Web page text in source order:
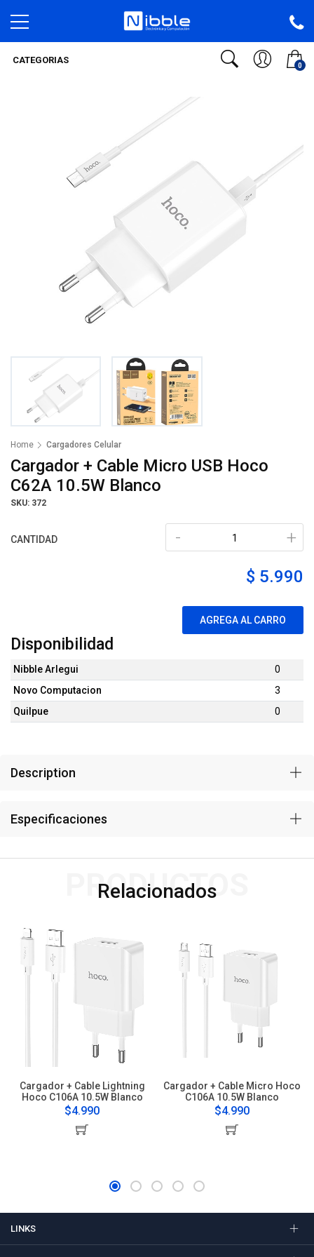
0
CATEGORIAS
Home Cargadores Celular
Cargador + Cable Micro USB Hoco
C62A 10.5W Blanco
SKU: 372
CANTIDAD +
-
$ 5.990
AGREGA AL CARRO
Disponibilidad
Nibble Arlegui
0
Novo Computacion
3
Quilpue
0
Description
Especificaciones
Relacionados
PRODUCTOS
Cargador + Cable Lightning
Hoco C106A 10.5W Blanco
$4.990
Cargador + Cable Micro Hoco
C106A 10.5W Blanco
$4.990
LINKS